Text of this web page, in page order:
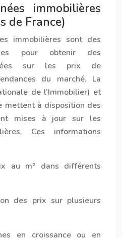
immobilières
de France)
immobilières sont des
pour obtenir des
sur les prix de
du marché. La
de l’Immobilier) et
mettent à disposition des
mises à jour sur les
Ces informations
au m² dans différents
des prix sur plusieurs
en croissance ou en